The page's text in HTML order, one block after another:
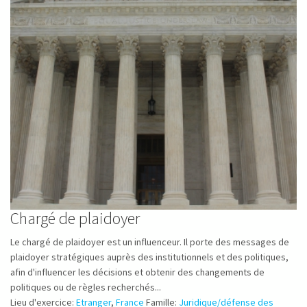
Chargé de plaidoyer
Le chargé de plaidoyer est un influenceur. Il porte des messages de
plaidoyer stratégiques auprès des institutionnels et des politiques,
afin d'influencer les décisions et obtenir des changements de
politiques ou de règles recherchés...
Lieu d'exercice: Etranger, France Famille: Juridique/défense des